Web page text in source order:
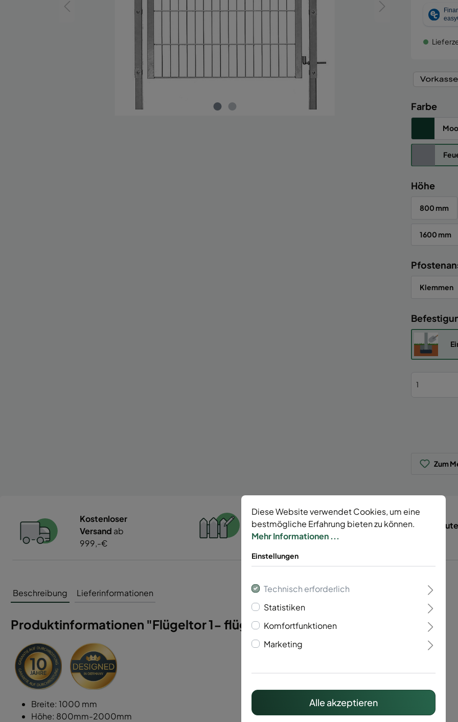
Zaun-Zubehör
Farbe
Höhe
800 mm
1600 mm
Klemmen
Zum
Kostenloser
Versand ab
999,-€
55 Jahre Erfahrung Tierisch
Beschreibung Lieferinformationen
Produktinformationen "Flügeltor 1- flügelig Vario 40 light"
Breite: 1000 mm
Höhe: 800mm-2000mm
Diese Website verwendet Cookies, um eine
bestmögliche Erfahrung bieten zu können.
Mehr Informationen ...
Einstellungen
Technisch erforderlich
Statistiken
Komfortfunktionen
Marketing
Alle akzeptieren